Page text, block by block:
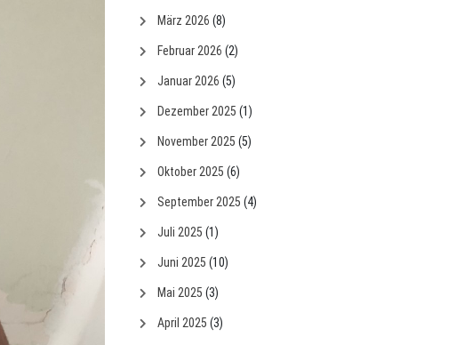
März 2026 (8)
Februar 2026 (2)
Januar 2026 (5)
Dezember 2025 (1)
November 2025 (5)
Oktober 2025 (6)
September 2025 (4)
Juli 2025 (1)
Juni 2025 (10)
Mai 2025 (3)
April 2025 (3)